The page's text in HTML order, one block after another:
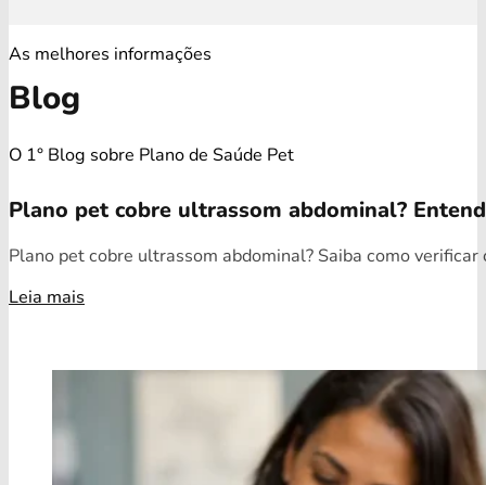
As melhores informações
Blog
O 1° Blog sobre Plano de Saúde Pet
Plano pet cobre ultrassom abdominal?
Plano pet cobre ultrassom abdominal? Saiba como
Leia mais